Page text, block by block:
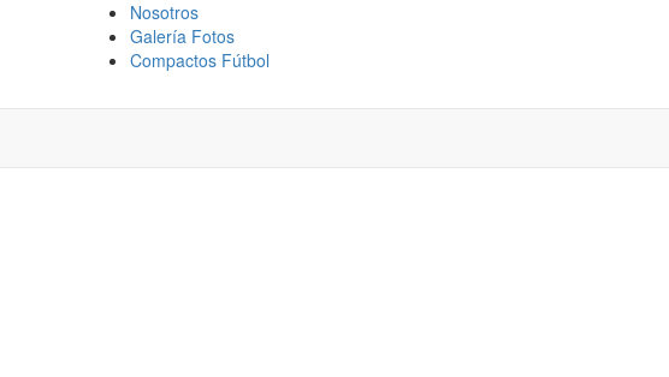
Nosotros
Galería Fotos
Compactos Fútbol